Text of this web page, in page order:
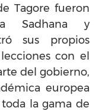
Tagore fueron
Sadhana y
sus propios
con el
del gobierno,
europea
la gama de